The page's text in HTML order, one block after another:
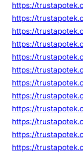
https://
https://
https://
https://
https://
https://
https://
https://
https://
https://
https://
https://